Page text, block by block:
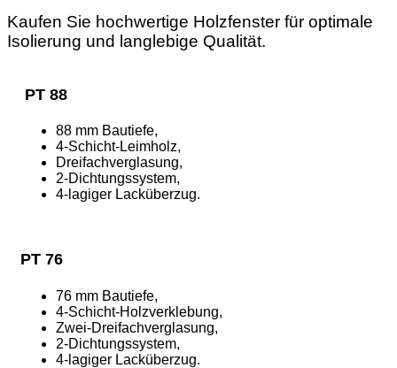
Kaufen Sie hochwertige Holzfenster für optimale
Isolierung und langlebige Qualität.
PT 88
88 mm Bautiefe,
4-Schicht-Leimholz,
Dreifachverglasung,
2-Dichtungssystem,
4-lagiger Lacküberzug.
PT 76
76 mm Bautiefe,
4-Schicht-Holzverklebung,
Zwei-Dreifachverglasung,
2-Dichtungssystem,
4-lagiger Lacküberzug.